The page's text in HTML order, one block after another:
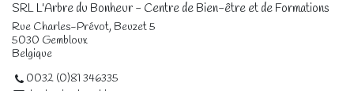
SRL L'Arbre du Bonheur - Centre de Bien-être et de Formations
Rue Charles-Prévot, Beuzet 5
5030 Gembloux
Belgique
0032 (0)81 346335